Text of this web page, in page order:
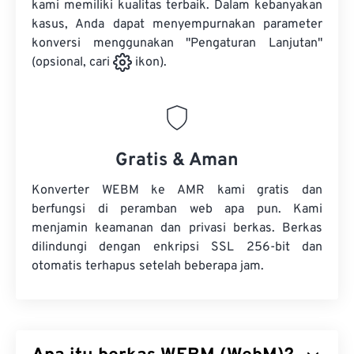
kami memiliki kualitas terbaik. Dalam kebanyakan
kasus, Anda dapat menyempurnakan parameter
konversi menggunakan "Pengaturan Lanjutan"
(opsional, cari
ikon).
Gratis & Aman
Konverter WEBM ke AMR kami gratis dan
berfungsi di peramban web apa pun. Kami
menjamin keamanan dan privasi berkas. Berkas
dilindungi dengan enkripsi SSL 256-bit dan
otomatis terhapus setelah beberapa jam.